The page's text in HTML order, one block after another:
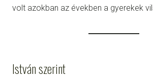
volt azokban az években a gyerekek
István szerint